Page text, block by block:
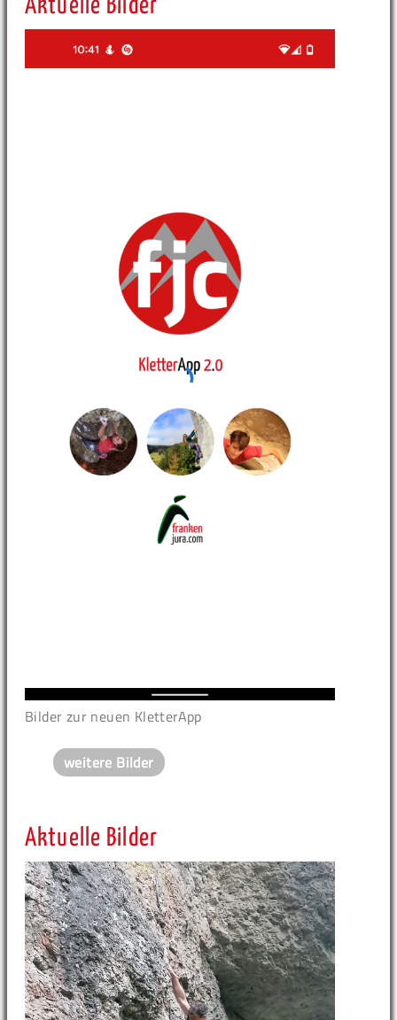
Aktuelle Bilder
Bilder zur neuen KletterApp
weitere Bilder
Aktuelle Bilder